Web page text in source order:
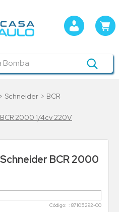
Schneider
BCR
2000 1/4cv 220V
BCR 2000
: 87105292-00